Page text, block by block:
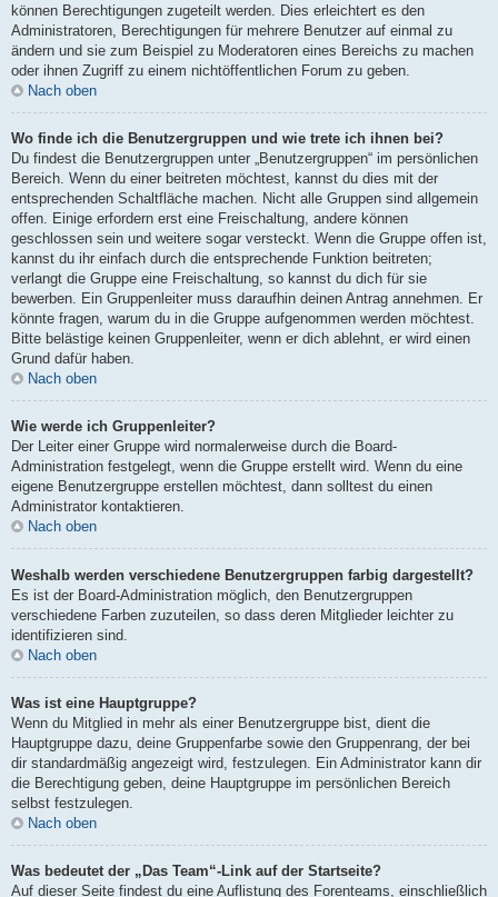
können Berechtigungen zugeteilt werden. Dies erleichtert es den
Administratoren, Berechtigungen für mehrere Benutzer auf einmal zu
ändern und sie zum Beispiel zu Moderatoren eines Bereichs zu machen
oder ihnen Zugriff zu einem nichtöffentlichen Forum zu geben.
Nach oben
Wo finde ich die Benutzergruppen und wie trete ich ihnen bei?
Du findest die Benutzergruppen unter „Benutzergruppen“ im persönlichen
Bereich. Wenn du einer beitreten möchtest, kannst du dies mit der
entsprechenden Schaltfläche machen. Nicht alle Gruppen sind allgemein
offen. Einige erfordern erst eine Freischaltung, andere können
geschlossen sein und weitere sogar versteckt. Wenn die Gruppe offen ist,
kannst du ihr einfach durch die entsprechende Funktion beitreten;
verlangt die Gruppe eine Freischaltung, so kannst du dich für sie
bewerben. Ein Gruppenleiter muss daraufhin deinen Antrag annehmen. Er
könnte fragen, warum du in die Gruppe aufgenommen werden möchtest.
Bitte belästige keinen Gruppenleiter, wenn er dich ablehnt, er wird einen
Grund dafür haben.
Nach oben
Wie werde ich Gruppenleiter?
Der Leiter einer Gruppe wird normalerweise durch die Board-
Administration festgelegt, wenn die Gruppe erstellt wird. Wenn du eine
eigene Benutzergruppe erstellen möchtest, dann solltest du einen
Administrator kontaktieren.
Nach oben
Weshalb werden verschiedene Benutzergruppen farbig dargestellt?
Es ist der Board-Administration möglich, den Benutzergruppen
verschiedene Farben zuzuteilen, so dass deren Mitglieder leichter zu
identifizieren sind.
Nach oben
Was ist eine Hauptgruppe?
Wenn du Mitglied in mehr als einer Benutzergruppe bist, dient die
Hauptgruppe dazu, deine Gruppenfarbe sowie den Gruppenrang, der bei
dir standardmäßig angezeigt wird, festzulegen. Ein Administrator kann dir
die Berechtigung geben, deine Hauptgruppe im persönlichen Bereich
selbst festzulegen.
Nach oben
Was bedeutet der „Das Team“-Link auf der Startseite?
Auf dieser Seite findest du eine Auflistung des Forenteams, einschließlich